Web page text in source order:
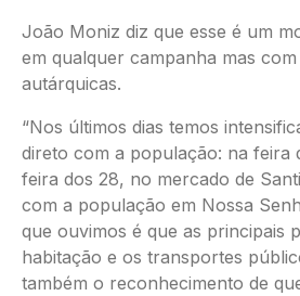
João Moniz diz que esse é um
em qualquer campanha mas
autárquicas.
“Nos últimos dias temos
direto com a população: na feira
feira dos 28, no mercado de
com a população em Nossa
que ouvimos é que as principais
habitação e os transportes
também o reconhecimento de